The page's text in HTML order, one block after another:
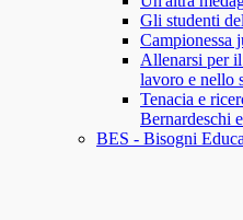
Gli studenti
Campionessa
Allenarsi per il
lavoro e nello
Tenacia e
Bernardeschi
BES - Bisogni